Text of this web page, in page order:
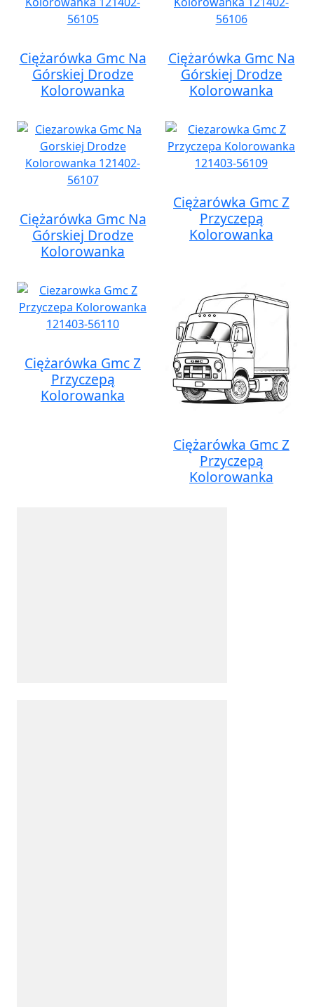
Ciężarówka Gmc Na
Górskiej Drodze
Kolorowanka
Ciężarówka Gmc Na
Górskiej Drodze
Kolorowanka
Ciężarówka Gmc Na
Górskiej Drodze
Kolorowanka
Ciężarówka Gmc Z
Przyczepą
Kolorowanka
Ciężarówka Gmc Z
Przyczepą
Kolorowanka
Ciężarówka Gmc Z
Przyczepą
Kolorowanka